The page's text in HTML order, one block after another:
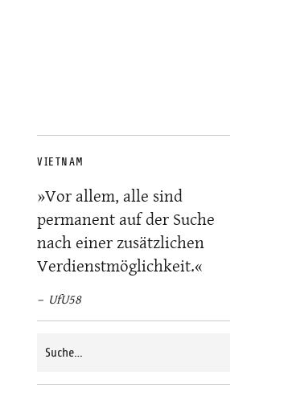
VIETNAM
»Vor allem, alle sind
permanent auf der Suche
nach einer zusätzlichen
Verdienstmöglichkeit.«
UfU58